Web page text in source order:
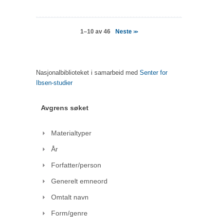
1–10 av 46 Neste>>
Nasjonalbiblioteket i samarbeid med Senter for
Ibsen-studier
Avgrens søket
Materialtyper
År
Forfatter/person
Generelt emneord
Omtalt navn
Form/genre